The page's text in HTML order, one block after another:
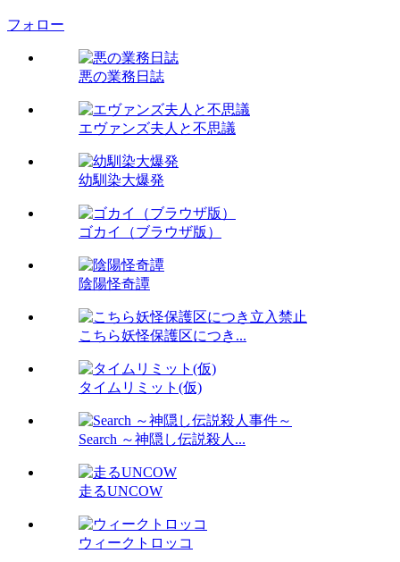
フォロー
悪の業務日誌
エヴァンズ夫人と不思議
幼馴染大爆発
ゴカイ（ブラウザ版）
陰陽怪奇譚
こちら妖怪保護区につき...
タイムリミット(仮)
Search ～神隠し伝説殺人...
走るUNCOW
ウィークトロッコ